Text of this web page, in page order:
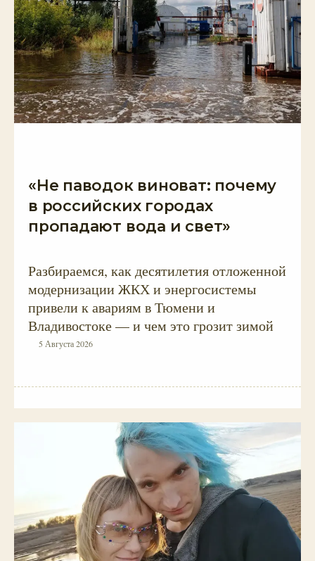
«Не паводок виноват: почему
в российских городах
пропадают вода и свет»
Разбираемся, как десятилетия отложенной
модернизации ЖКХ и энергосистемы
привели к авариям в Тюмени и
Владивостоке — и чем это грозит зимой
5 Августа 2026